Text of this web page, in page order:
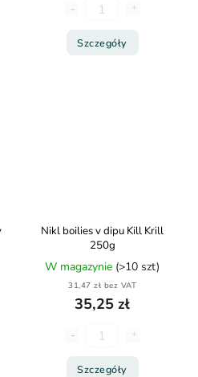
Szczegóły
Nikl boilies v dipu Kill Krill
250g
W magazynie (>10 szt)
31,47 zł bez VAT
35,25 zł
Szczegóły